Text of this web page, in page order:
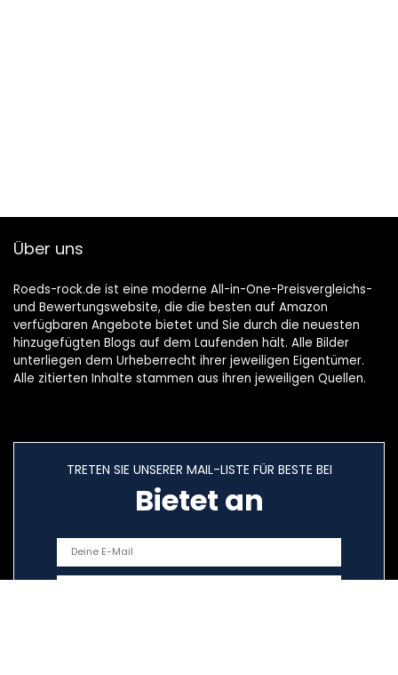
Über uns
Roeds-rock.de ist eine moderne All-in-One-Preisvergleichs-
und Bewertungswebsite, die die besten auf Amazon
verfügbaren Angebote bietet und Sie durch die neuesten
hinzugefügten Blogs auf dem Laufenden hält. Alle Bilder
unterliegen dem Urheberrecht ihrer jeweiligen Eigentümer.
Alle zitierten Inhalte stammen aus ihren jeweiligen Quellen.
TRETEN SIE UNSERER MAIL-LISTE FÜR BESTE BEI
Bietet an